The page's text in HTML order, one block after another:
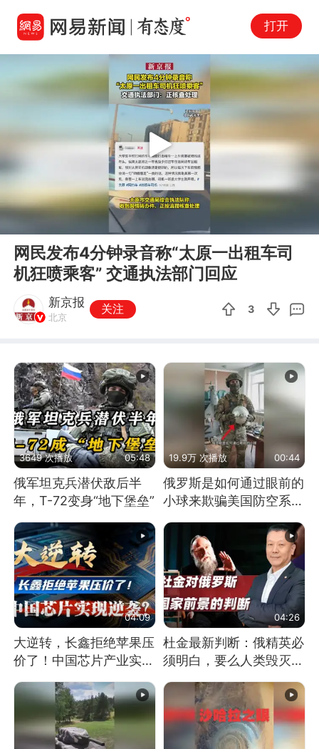
打开
Play
网民发布4分钟录音称“太原一出租车司
机狂喷乘客” 交通执法部门回应
新京报
北京
关注 3
3649 次播放 05:48
俄军坦克兵潜伏敌后半
年，T-72变身“地下堡垒”
19.9万 次播放 00:44
俄罗斯是如何通过眼前的
小球来欺骗美国防空系统
的
04:09
大逆转，长鑫拒绝苹果压
价了！中国芯片产业实现
04:26
杜金最新判断：俄精英必
须明白，要么人类毁灭，